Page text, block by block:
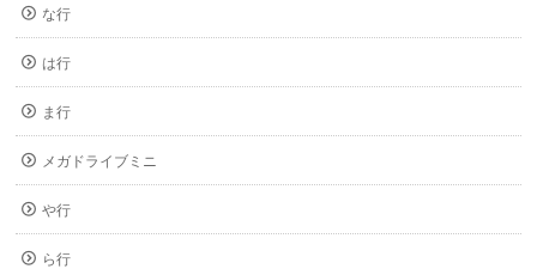
な行
は行
ま行
メガドライブミニ
や行
ら行